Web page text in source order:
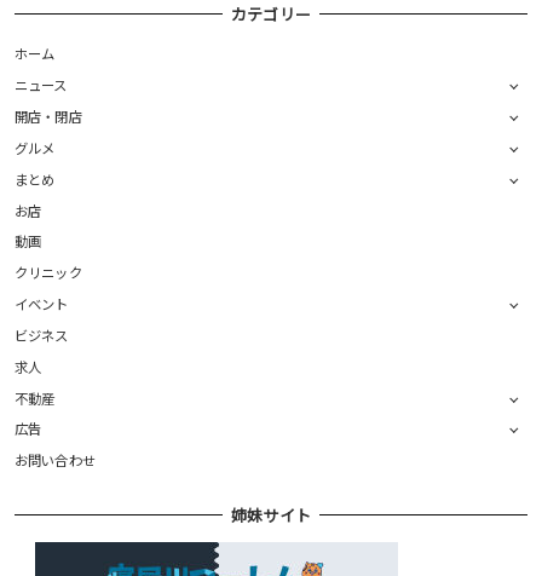
カテゴリー
ホーム
ニュース
開店・閉店
グルメ
まとめ
お店
動画
クリニック
イベント
ビジネス
求人
不動産
広告
お問い合わせ
姉妹サイト